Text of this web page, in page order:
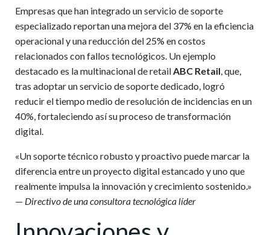
Empresas que han integrado un servicio de soporte
especializado reportan una mejora del 37% en la eficiencia
operacional y una reducción del 25% en costos
relacionados con fallos tecnológicos. Un ejemplo
destacado es la multinacional de retailABC Retail, que,
tras adoptar un servicio de soporte dedicado, logró
reducir el tiempo medio de resolución de incidencias en un
40%, fortaleciendo así su proceso de transformación
digital.
«Un soporte técnico robusto y proactivo puede marcar la
diferencia entre un proyecto digital estancado y uno que
realmente impulsa la innovación y crecimiento sostenido.»
— Directivo de una consultora tecnológica líder